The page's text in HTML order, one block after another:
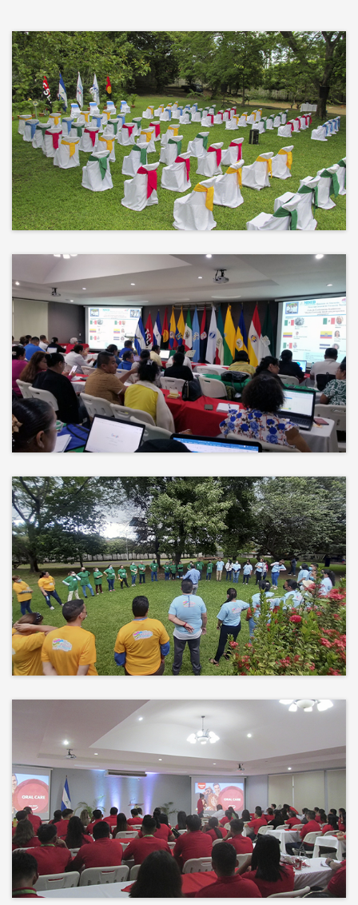
No hay mejor techo que el cielo ni
mejor decorado que la naturaleza.
Más que un auditorio, el corazón
de tu evento
Desconectamos para conectar.
Entre risas, brisa fresca y un
ambiente natural
Events